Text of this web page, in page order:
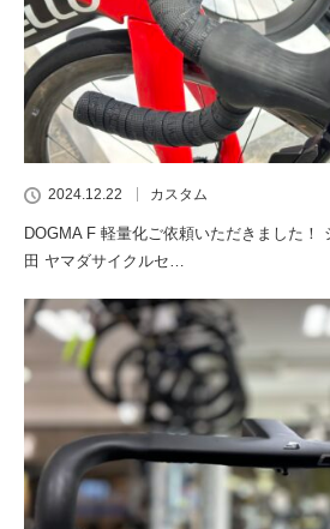
2024.12.22 カスタム
DOGMA F 軽量化ご依頼いただきました！
田 ヤマダサイクルセ…